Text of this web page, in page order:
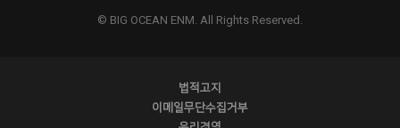
© BIG OCEAN ENM. All Rights Reserved.
법적고지
이메일무단수집거부